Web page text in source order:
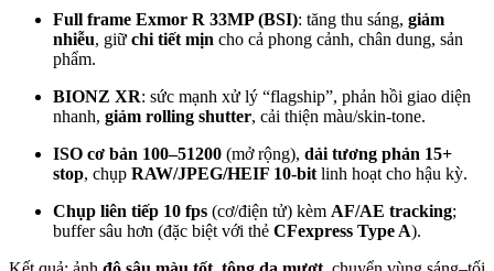
Full frame Exmor R 33MP (BSI): tăng thu sáng, giảm
nhiễu, giữ chi tiết mịn cho cả phong cảnh, chân dung, sản
phẩm.
BIONZ XR: sức mạnh xử lý “flagship”, phản hồi giao diện
nhanh, giảm rolling shutter, cải thiện màu/skin-tone.
ISO cơ bản 100–51200 (mở rộng), dải tương phản 15+
stop, chụp RAW/JPEG/HEIF 10-bit linh hoạt cho hậu kỳ.
Chụp liên tiếp 10 fps (cơ/điện tử) kèm AF/AE tracking;
buffer sâu hơn (đặc biệt với thẻ CFexpress Type A).